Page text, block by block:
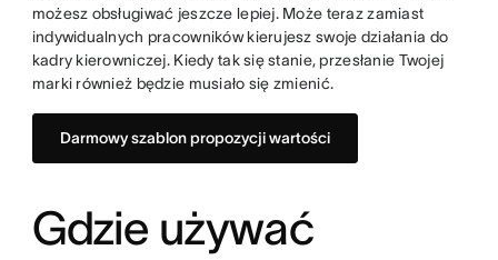
możesz obsługiwać jeszcze lepiej. Może teraz zamiast
indywidualnych pracowników kierujesz swoje działania do
kadry kierowniczej. Kiedy tak się stanie, przesłanie Twojej
marki również będzie musiało się zmienić.
Darmowy szablon propozycji wartości
Gdzie używać